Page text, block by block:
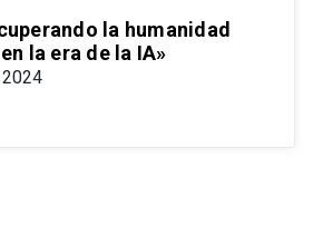
la humanidad
la era de la IA»